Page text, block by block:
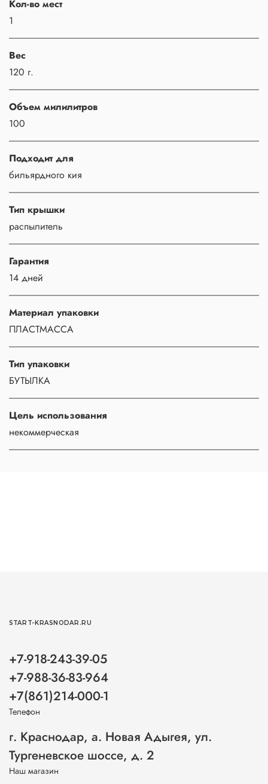
Кол-во мест
1
Вес
120 г.
Объем милилитров
100
Подходит для
бильярдного кия
Тип крышки
распылитель
Гарантия
14 дней
Материал упаковки
ПЛАСТМАССА
Тип упаковки
БУТЫЛКА
Цель использования
некоммерческая
START-KRASNODAR.RU
+7-918-243-39-05
+7-988-36-83-964
+7(861)214-000-1
Телефон
г. Краснодар, а. Новая Адыгея, ул.
Тургеневское шоссе, д. 2
Наш магазин